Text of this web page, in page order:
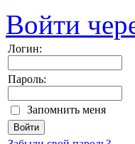
Войти
Логин:
Пароль:
Запомнить меня